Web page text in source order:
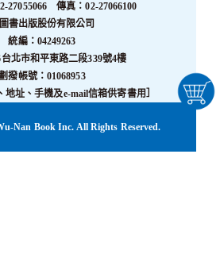
27055066 傳真：02-27066100
書出版股份有限公司
統編：04249263
北市和平東路二段339號4樓
撥帳號：01068953
地址、手機及e-mail信箱供寄書用］
Nan Book Inc. All Rights Reserved.